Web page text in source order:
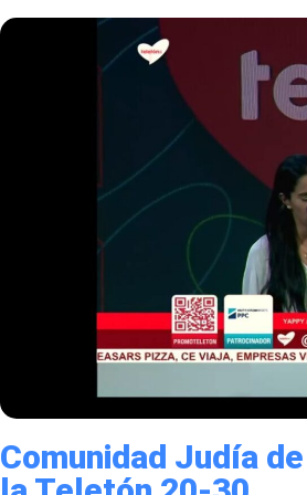
Comunidad Judía